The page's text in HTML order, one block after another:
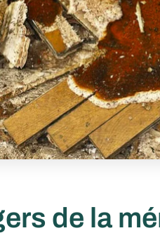
de la